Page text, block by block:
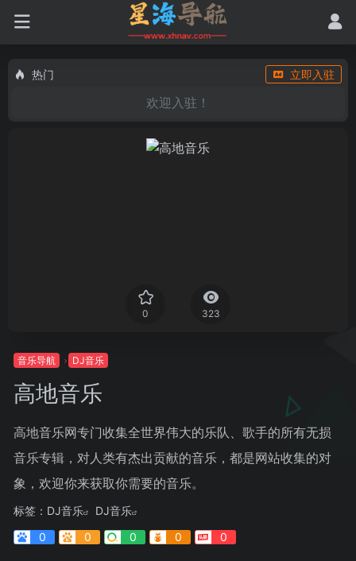
热门 立即入驻
欢迎入驻！
0 323
音乐导航 DJ音乐
高地音乐
高地音乐网专门收集全世界伟大的乐队、歌手的所有无损
音乐专辑，对人类有杰出贡献的音乐，都是网站收集的对
象，欢迎你来获取你需要的音乐。
标签： DJ音乐
DJ音乐
0
0 0 0 0